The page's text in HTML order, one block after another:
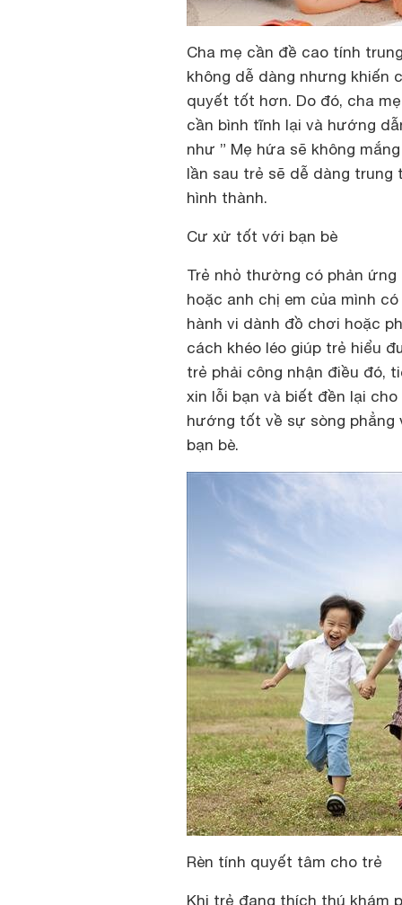
Cha mẹ cần đề cao tính
không dễ dàng nhưng khiến
quyết tốt hơn. Do đó, cha
cần bình tĩnh lại và hướng
như ” Mẹ hứa sẽ không
lần sau trẻ sẽ dễ dàng
hình thành.
Cư xử tốt với bạn bè
Trẻ nhỏ thường có phản
hoặc anh chị em của mình
hành vi dành đồ chơi hoặc
cách khéo léo giúp trẻ hiểu
trẻ phải công nhận điều đó,
xin lỗi bạn và biết đền lại
hướng tốt về sự sòng
bạn bè.
Rèn tính quyết tâm cho trẻ
Khi trẻ đang thích thú khám